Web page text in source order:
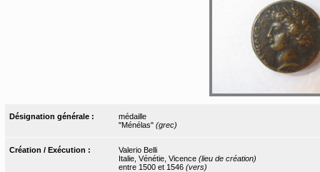
Désignation générale :
médaille
"Ménélas" (grec)
Création / Exécution :
Valerio Belli
Italie, Vénétie, Vicence (lieu de création)
entre 1500 et 1546 (vers)